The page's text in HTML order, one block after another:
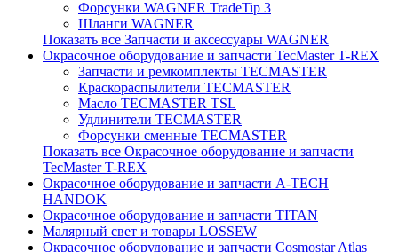
Форсунки WAGNER TradeTip 3
Шланги WAGNER
Показать все Запчасти и аксессуары WAGNER
Окрасочное оборудование и запчасти TecMaster T-REX
Запчасти и ремкомплекты TECMASTER
Краскораспылители TECMASTER
Масло TECMASTER TSL
Удлинители TECMASTER
Форсунки сменные TECMASTER
Показать все Окрасочное оборудование и запчасти
TecMaster T-REX
Окрасочное оборудование и запчасти A-TECH
HANDOK
Окрасочное оборудование и запчасти TITAN
Малярный свет и товары LOSSEW
Окрасочное оборудование и запчасти Cosmostar Atlas